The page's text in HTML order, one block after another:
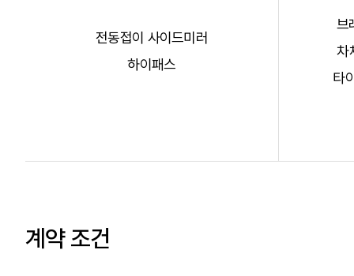
전동접이 사이드미러
하이패스
브
차
타
계약 조건